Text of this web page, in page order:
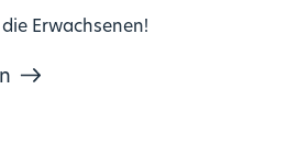
Erwachsenen!